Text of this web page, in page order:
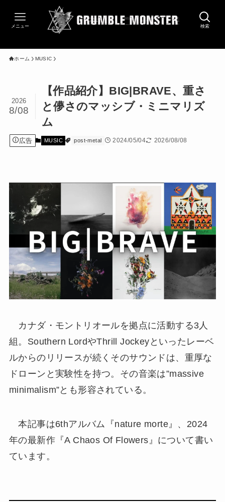
検索
メニュー
ホーム MUSIC
【作品紹介】BIG|BRAVE、重さ
と儚さのマッシブ・ミニマリズ
ム
2026
8/08
広告 MUSIC post-metal 2024/05/04 2026/08/08
カナダ・モントリオールを拠点に活動する3人
組。Southern LordやThrill Jockeyといったレーベ
ルからのリリースが続くそのサウンドは、重厚な
ドローンと実験性を持つ。その音楽は”massive
minimalism”とも形容されている。
本記事は6thアルバム『nature morte』、2024
年の最新作『A Chaos Of Flowers』について書い
ています。